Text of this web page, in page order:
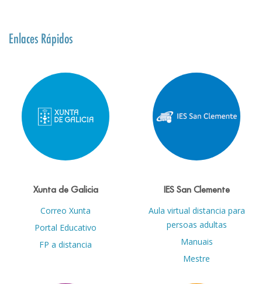
Enlaces Rápidos
Xunta de Galicia
Correo Xunta
Portal Educativo
FP a distancia
IES San Clemente
Aula virtual distancia para
persoas adultas
Manuais
Mestre